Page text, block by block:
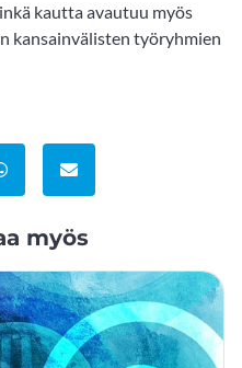
kautta avautuu myös
kansainvälisten työryhmien
WhatsAppissa
Jaa sähköpostitse
myös